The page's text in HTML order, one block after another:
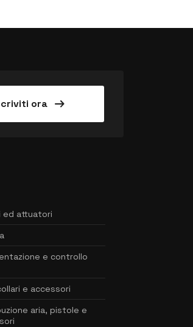
ora arrow_right_alt
ed attuatori
e controllo
e accessori
aria, pistole e